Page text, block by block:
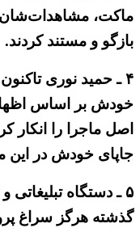
ماکت، مشاهدات‌شان
بازگو و مستند کردند.
۴ ـ حمید نوری
خودش بر اساس
اصل ماجرا را انکار
جاپای خودش در این